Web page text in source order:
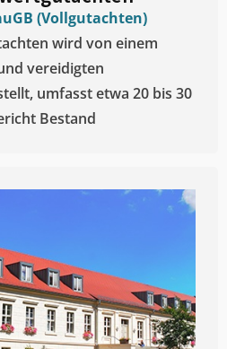
(Vollgutachten)
wird von einem
vereidigten
umfasst etwa 20 bis 30
Bestand